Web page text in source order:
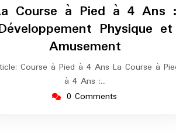
europe-
marathon
Course à Pied à 4 Ans :
Physique et
Amusement
Course à Pied à 4 Ans La Course à
à 4 Ans :…
0 Comments